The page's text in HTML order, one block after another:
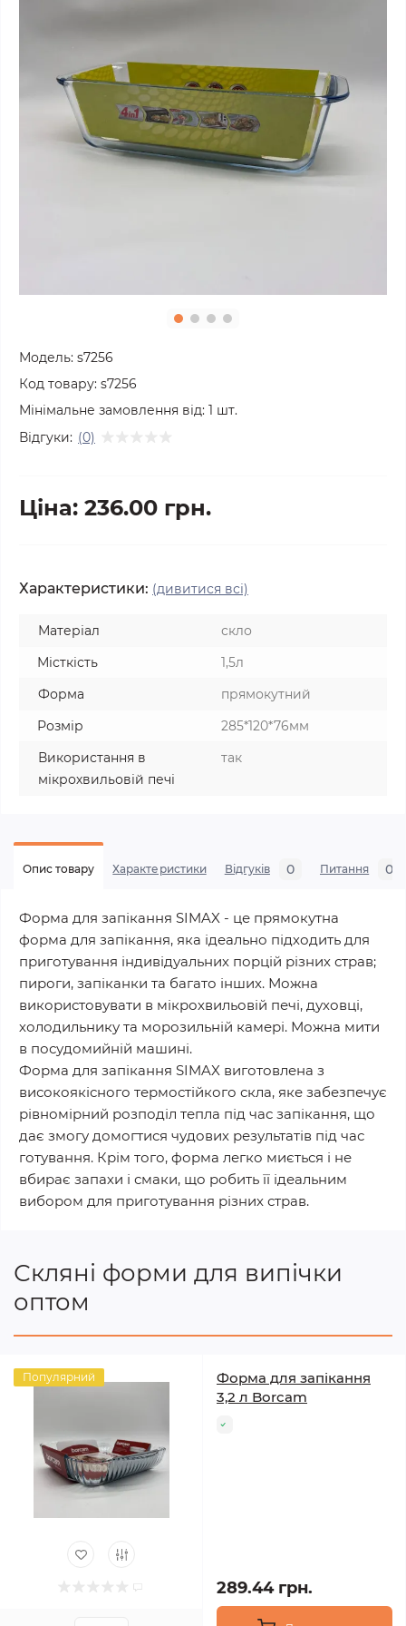
Модель: s7256
Код товару: s7256
Мінімальне замовлення від: 1 шт.
Відгуки: (0)
Ціна: 236.00 грн.
Характеристики: (дивитися всі)
Матеріал
скло
Місткість
1,5л
Форма
прямокутний
Розмір
285*120*76мм
Використання в
мікрохвильовій печі
так
Опис товару Характеристики Відгуків 0 Питання 0
Форма для запікання SIMAX - це прямокутна
форма для запікання, яка ідеально підходить для
приготування індивідуальних порцій різних страв;
пироги, запіканки та багато інших. Можна
використовувати в мікрохвильовій печі, духовці,
холодильнику та морозильній камері. Можна мити
в посудомийній машині.
Форма для запікання SIMAX виготовлена з
високоякісного термостійкого скла, яке забезпечує
рівномірний розподіл тепла під час запікання, що
дає змогу домогтися чудових результатів під час
готування. Крім того, форма легко миється і не
вбирає запахи і смаки, що робить її ідеальним
вибором для приготування різних страв.
Скляні форми для випічки
оптом
Популярний
Форма для запікання
3,2 л Borcam
289.44 грн.